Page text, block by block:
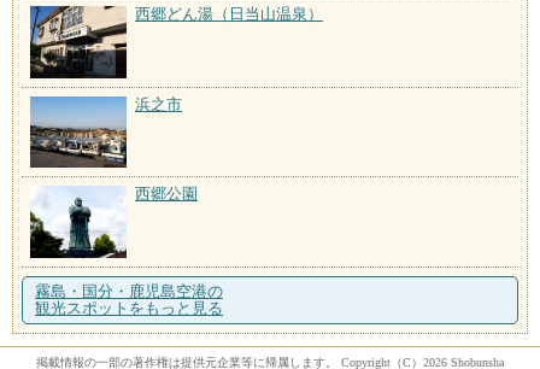
西郷どん湯（日当山温泉）
浜之市
西郷公園
霧島・国分・鹿児島空港の
観光スポットをもっと見る
掲載情報の一部の著作権は提供元企業等に帰属します。 Copyright（C）2026 Shobunsha